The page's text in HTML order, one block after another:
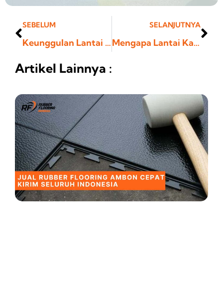
Prev
SEBELUM
Keunggulan Lantai Karet untuk Studio Tari
SELANJUTNYA
Mengapa Lantai Karet Cocok untuk Ruang Musik?
Artikel Lainnya :